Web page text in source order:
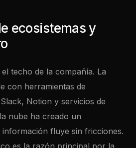
ecosistemas y
techo de la compañía. La
con herramientas de
Notion y servicios de
nube ha creado un
información fluye sin fricciones.